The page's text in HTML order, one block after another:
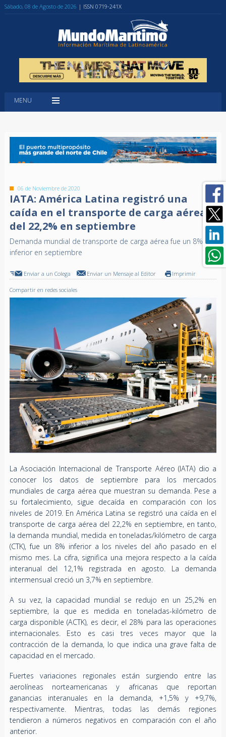
Sábado, 08 de Agosto de 2026 | ISSN 0719-241X
MENU
06 de Noviembre de 2020
IATA: América Latina registró una
caída en el transporte de carga aérea
del 22,2% en septiembre
Demanda mundial de transporte de carga aérea fue un 8%
inferior en septiembre
Enviar a un Colega Enviar un Mensaje al Editor Imprimir
Compartir en redes sociales
La Asociación Internacional de Transporte Aéreo (IATA) dio a
conocer los datos de septiembre para los mercados
mundiales de carga aérea que muestran su demanda. Pese a
su fortalecimiento, sigue decaída en comparación con los
niveles de 2019. En América Latina se registró una caída en el
transporte de carga aérea del 22,2% en septiembre, en tanto,
la demanda mundial, medida en toneladas/kilómetro de carga
(CTK), fue un 8% inferior a los niveles del año pasado en el
mismo mes. La cifra, significa una mejora respecto a la caída
interanual del 12,1% registrada en agosto. La demanda
intermensual creció un 3,7% en septiembre.
A su vez, la capacidad mundial se redujo en un 25,2% en
septiembre, la que es medida en toneladas-kilómetro de
carga disponible (ACTK), es decir, el 28% para las operaciones
internacionales. Esto es casi tres veces mayor que la
contracción de la demanda, lo que indica una grave falta de
capacidad en el mercado.
Fuertes variaciones regionales están surgiendo entre las
aerolíneas norteamericanas y africanas que reportan
ganancias interanuales en la demanda, +1,5% y +9,7%,
respectivamente. Mientras, todas las demás regiones
tendieron a números negativos en comparación con el año
anterior.